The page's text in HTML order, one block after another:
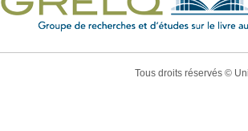
Tous droits réservés ©